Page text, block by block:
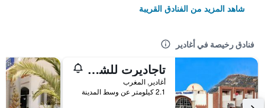
شاهد المزيد من الفنادق القريبة
فنادق رخيصة في أغادير
تاجاديرت للشقق الفندقية
أغادير, المغرب
2.1 كيلومتر عن وسط المدينة